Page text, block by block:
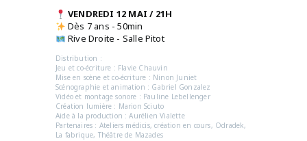
VENDREDI 12 MAI / 21H
Dès 7 ans - 50min
Rive Droite - Salle Pitot
Distribution :
Jeu et co-écriture : Flavie Chauvin
Mise en scène et co-écriture : Ninon Juniet
Scénographie et animation : Gabriel Gonzalez
Vidéo et montage sonore : Pauline Lebellenger
Création lumière : Marion Sciuto
Aide à la production : Aurélien Vialette
Partenaires : Ateliers médicis, création en cours, Odradek,
La fabrique, Théâtre de Mazades